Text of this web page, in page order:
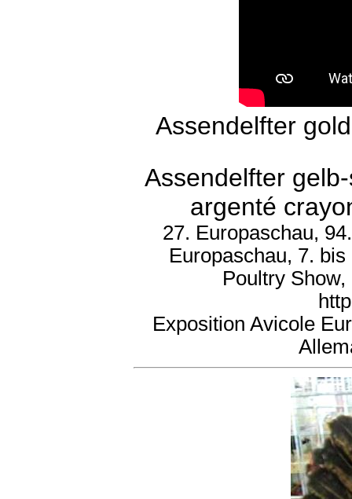
Assendelfter
Assendelfter
argenté
27. Europaschau,
Europaschau, 7.
Poultry
Exposition Avicole